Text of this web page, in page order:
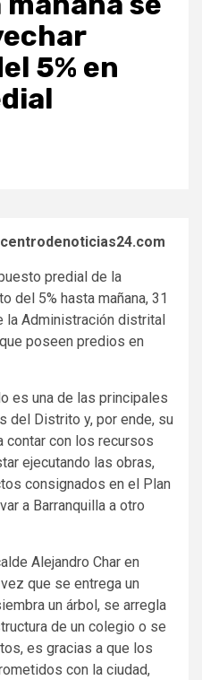
5% en
predial de la
del 5% hasta mañana, 31
la Administración distrital
poseen predios en
es una de las principales
del Distrito y, por ende, su
contar con los recursos
ejecutando las obras,
consignados en el Plan
a Barranquilla a otro
Alejandro Char en
que se entrega un
un árbol, se arregla
de un colegio o se
es gracias a que los
con la ciudad,